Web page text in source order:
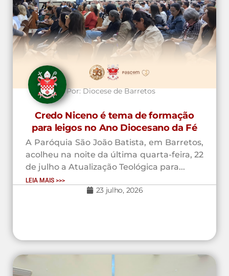
Por:Diocese de Barretos
Credo Niceno é tema de formação
para leigos no Ano Diocesano da Fé
A Paróquia São João Batista, em Barretos,
acolheu na noite da última quarta-feira, 22
de julho a Atualização Teológica para...
LEIA MAIS >>>
23 julho, 2026